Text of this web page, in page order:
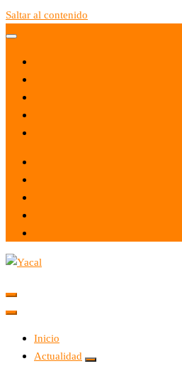
Saltar al contenido
Yacal micro hosting
Inicio
Actualidad